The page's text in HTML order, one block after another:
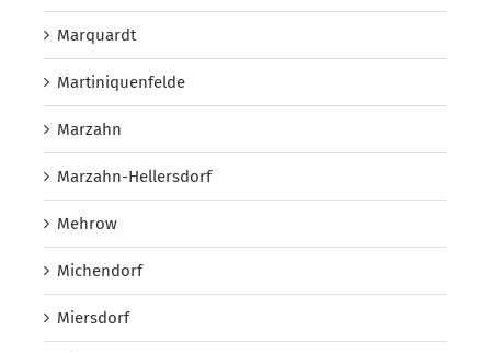
Marquardt
Martiniquenfelde
Marzahn
Marzahn-Hellersdorf
Mehrow
Michendorf
Miersdorf